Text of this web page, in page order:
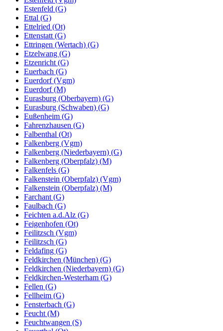
Estenfeld (G)
Ettal (G)
Ettelried (Ot)
Ettenstatt (G)
Ettringen (Wertach) (G)
Etzelwang (G)
Etzenricht (G)
Euerbach (G)
Euerdorf (Vgm)
Euerdorf (M)
Eurasburg (Oberbayern) (G)
Eurasburg (Schwaben) (G)
Eußenheim (G)
Fahrenzhausen (G)
Falbenthal (Ot)
Falkenberg (Vgm)
Falkenberg (Niederbayern) (G)
Falkenberg (Oberpfalz) (M)
Falkenfels (G)
Falkenstein (Oberpfalz) (Vgm)
Falkenstein (Oberpfalz) (M)
Farchant (G)
Faulbach (G)
Feichten a.d.Alz (G)
Feigenhofen (Ot)
Feilitzsch (Vgm)
Feilitzsch (G)
Feldafing (G)
Feldkirchen (München) (G)
Feldkirchen (Niederbayern) (G)
Feldkirchen-Westerham (G)
Fellen (G)
Fellheim (G)
Fensterbach (G)
Feucht (M)
Feuchtwangen (S)